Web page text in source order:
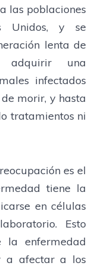
las poblaciones
Unidos, y se
lenta de
adquirir una
infectados
morir, y hasta
tratamientos ni
es el
tiene la
en células
Esto
enfermedad
a afectar a los